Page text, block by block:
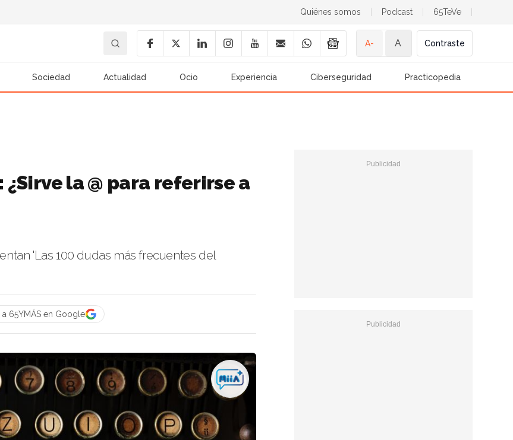
Quiénes somos Podcast 65TeVe
A- A Contraste
Sociedad Actualidad Ocio Experiencia Ciberseguridad Practicopedia
la @ para referirse a
'Las 100 dudas más frecuentes del
a 65YMÁS en Google